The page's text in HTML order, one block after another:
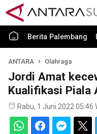
Berita Palembang
ANTARA Olahraga
Jordi Amat
Kualifikasi Piala
Rabu, 1 Juni 2022 05:46